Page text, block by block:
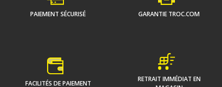
PAIEMENT SÉCURISÉ GARANTIE TROC.COM
FACILITÉS DE PAIEMENT
RETRAIT IMMÉDIAT EN